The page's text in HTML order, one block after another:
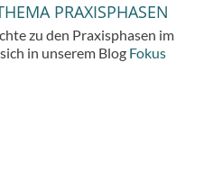
PRAXISPHASEN
zu den Praxisphasen im
in unserem Blog Fokus